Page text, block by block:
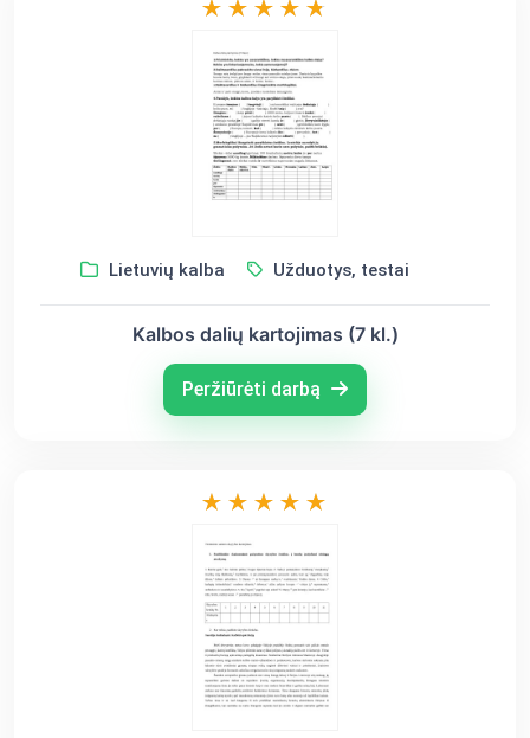
Lietuvių kalba Užduotys, testai
Kalbos dalių kartojimas (7 kl.)
Peržiūrėti darbą